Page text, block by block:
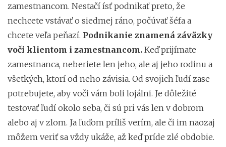
zamestnancom. Nestačí ísť podnikať preto, že
nechcete vstávať o siedmej ráno, počúvať šéfa a
chcete veľa peňazí. Podnikanie znamená záväzky
voči klientom i zamestnancom. Keď prijímate
zamestnanca, neberiete len jeho, ale aj jeho rodinu a
všetkých, ktorí od neho závisia. Od svojich ľudí zase
potrebujete, aby voči vám boli lojálni. Je dôležité
testovať ľudí okolo seba, či sú pri vás len v dobrom
alebo aj v zlom. Ja ľuďom príliš verím, ale či im naozaj
môžem veriť sa vždy ukáže, až keď príde zlé obdobie.